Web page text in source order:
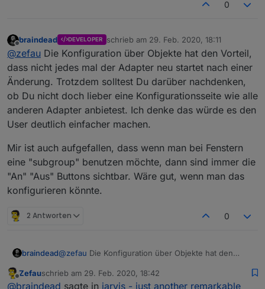
Die Konfiguration von Modulen kann frei angeordnet
werden.
Nachfolgend einige Impressionen / Beispiele:
Users
@braindead:https://forum.iobroker.net/post/490283
@JackDaniel :https://forum.iobroker.net/post/490928
@Mooo:https://forum.iobroker.net/post/493843
Screencast / Video
0
Offline
braindead DEVELOPER schrieb am 29. Feb. 2020, 18:11
zuletzt editiert von
@zefau Die Konfiguration über Objekte hat den Vorteil,
dass nicht jedes mal der Adapter neu startet nach einer
Änderung. Trotzdem solltest Du darüber nachdenken,
ob Du nicht doch lieber eine Konfigurationsseite wie alle
anderen Adapter anbietest. Ich denke das würde es den
User deutlich einfacher machen.
Mir ist auch aufgefallen, dass wenn man bei Fenstern
eine "subgroup" benutzen möchte, dann sind immer die
"An" "Aus" Buttons sichtbar. Wäre gut, wenn man das
konfigurieren könnte.
2 Antworten 0
braindead@zefau Die Konfiguration über Objekte hat den
nach einer Änderung. Trotzdem solltest Du darüber
nachdenken, ob Du nicht doch lieber eine
Mir ist auch aufgefallen, dass wenn man bei
Fenstern eine "subgroup" benutzen möchte, dann
Offline
Zefauschrieb am 29. Feb. 2020, 18:42
zuletzt editiert von
@braindead sagte in jarvis - just another remarkable